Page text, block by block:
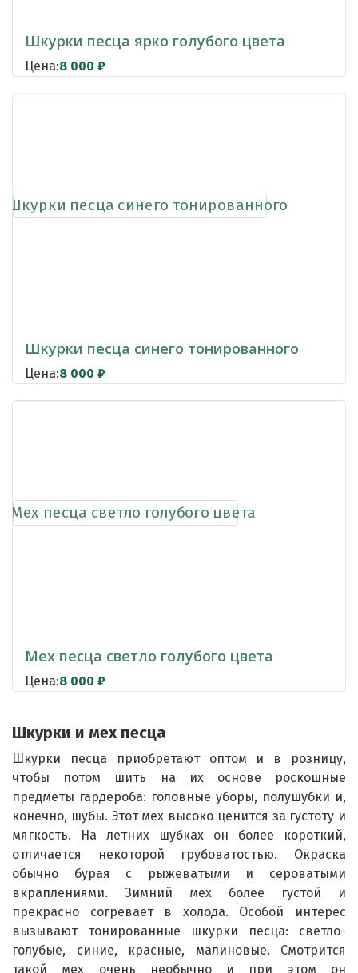
Шкурки песца ярко голубого цвета
Цена:8 000 ₽
Шкурки песца синего тонированного
Цена:8 000 ₽
Мех песца светло голубого цвета
Цена:8 000 ₽
Шкурки и мех песца
Шкурки песца приобретают оптом и в розницу,
чтобы потом шить на их основе роскошные
предметы гардероба: головные уборы, полушубки и,
конечно, шубы. Этот мех высоко ценится за густоту и
мягкость. На летних шубках он более короткий,
отличается некоторой грубоватостью. Окраска
обычно бурая с рыжеватыми и сероватыми
вкраплениями. Зимний мех более густой и
прекрасно согревает в холода. Особой интерес
вызывают тонированные шкурки песца: светло-
голубые, синие, красные, малиновые. Смотрится
такой мех очень необычно и при этом он